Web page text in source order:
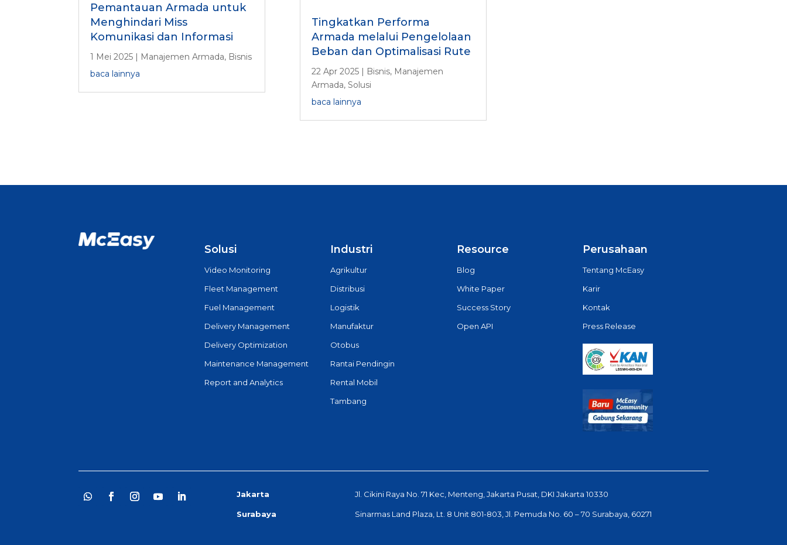
Pemantauan Armada untuk
Menghindari Miss
Komunikasi dan Informasi
1 Mei 2025 | Manajemen Armada, Bisnis
baca lainnya
Tingkatkan Performa
Armada melalui Pengelolaan
Beban dan Optimalisasi Rute
22 Apr 2025 | Bisnis, Manajemen
Armada,Solusi
baca lainnya
Solusi
Video Monitoring
Fleet Management
Fuel Management
Delivery Management
Delivery Optimization
Maintenance Management
Report and Analytics
Industri
Agrikultur
Distribusi
Logistik
Manufaktur
Otobus
Rantai Pendingin
Rental Mobil
Tambang
Resource
Blog
White Paper
Success Story
Open API
Perusahaan
Tentang McEasy
Karir
Kontak
Press Release
Jakarta Jl. Cikini Raya No. 71 Kec, Menteng, Jakarta Pusat, DKI Jakarta 10330
Surabaya Sinarmas Land Plaza, Lt. 8 Unit 801-803, Jl. Pemuda No. 60 – 70 Surabaya, 60271